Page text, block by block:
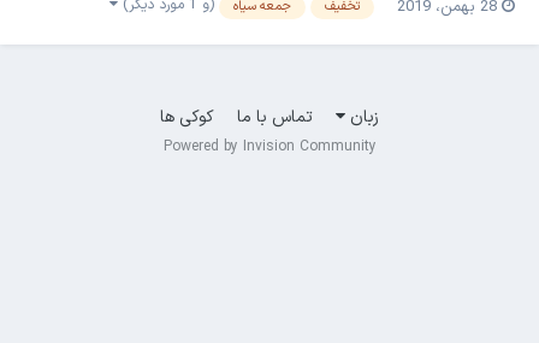
28422218 تلفن فکس: 0...
28 بهمن، 2019 تخفیف جمعه سیاه (و 1 مورد دیگر)
زبان تماس با ما کوکی ها
Powered by Invision Community